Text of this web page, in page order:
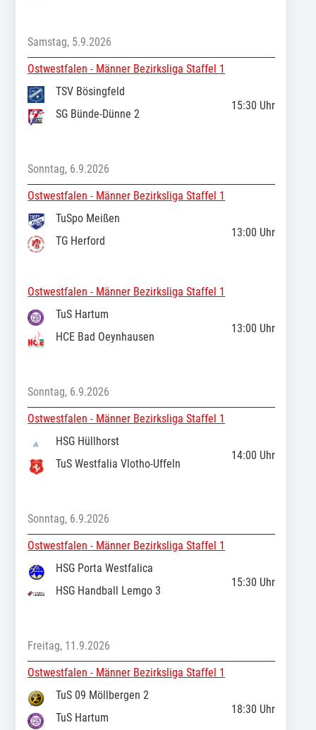
Samstag, 5.9.2026
Ostwestfalen - Männer Bezirksliga Staffel 1
TSV Bösingfeld
SG Bünde-Dünne 2
15:30 Uhr
Sonntag, 6.9.2026
Ostwestfalen - Männer Bezirksliga Staffel 1
TuSpo Meißen
TG Herford
13:00 Uhr
Ostwestfalen - Männer Bezirksliga Staffel 1
TuS Hartum
HCE Bad Oeynhausen
13:00 Uhr
Sonntag, 6.9.2026
Ostwestfalen - Männer Bezirksliga Staffel 1
HSG Hüllhorst
TuS Westfalia Vlotho-Uffeln
14:00 Uhr
Sonntag, 6.9.2026
Ostwestfalen - Männer Bezirksliga Staffel 1
HSG Porta Westfalica
HSG Handball Lemgo 3
15:30 Uhr
Freitag, 11.9.2026
Ostwestfalen - Männer Bezirksliga Staffel 1
TuS 09 Möllbergen 2
TuS Hartum
18:30 Uhr